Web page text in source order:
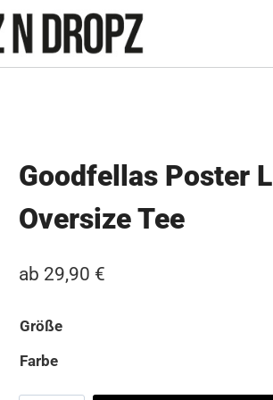
Goodfellas Poster
Oversize Tee
ab 29,90 €
Größe
Farbe